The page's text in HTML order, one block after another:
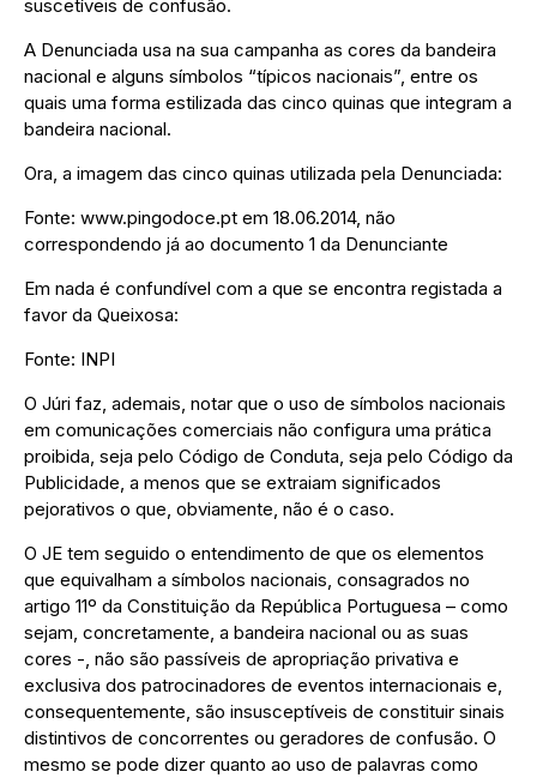
suscetíveis de confusão.
A Denunciada usa na sua campanha as cores da bandeira
nacional e alguns símbolos “típicos nacionais”, entre os
quais uma forma estilizada das cinco quinas que integram a
bandeira nacional.
Ora, a imagem das cinco quinas utilizada pela Denunciada:
Fonte: www.pingodoce.pt em 18.06.2014, não
correspondendo já ao documento 1 da Denunciante
Em nada é confundível com a que se encontra registada a
favor da Queixosa:
Fonte: INPI
O Júri faz, ademais, notar que o uso de símbolos nacionais
em comunicações comerciais não configura uma prática
proibida, seja pelo Código de Conduta, seja pelo Código da
Publicidade, a menos que se extraiam significados
pejorativos o que, obviamente, não é o caso.
O JE tem seguido o entendimento de que os elementos
que equivalham a símbolos nacionais, consagrados no
artigo 11º da Constituição da República Portuguesa – como
sejam, concretamente, a bandeira nacional ou as suas
cores -, não são passíveis de apropriação privativa e
exclusiva dos patrocinadores de eventos internacionais e,
consequentemente, são insusceptíveis de constituir sinais
distintivos de concorrentes ou geradores de confusão. O
mesmo se pode dizer quanto ao uso de palavras como